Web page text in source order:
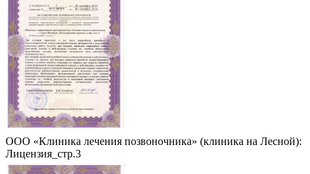
ООО «Клиника лечения позвоночника» (клиника на Лесной):
Лицензия_стр.3